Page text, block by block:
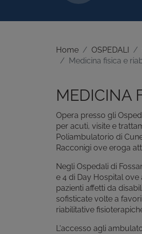
Home OSPEDALI
Medicina fisica e
MEDICINA
Opera presso gli
per acuti, visite e
Poliambulatorio di
Racconigi ove eroga
Negli Ospedali di
e 4 di Day Hospital
pazienti affetti da
sofisticate volte a
riabilitative
L'accesso agli